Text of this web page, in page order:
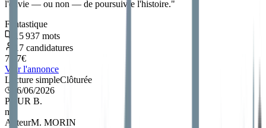
l'envie — ou non — de poursuivre l'histoire."
Fantastique
15 937 mots
17 candidatures
7.17€
Voir l'annonce
Lecture simpleClôturée
26/06/2026
POUR B.
m
AuteurM. MORIN